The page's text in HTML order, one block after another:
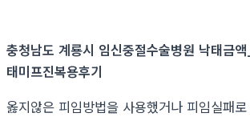
충청남도 계룡시 임신중절수술병원 낙태금
태미프진복용후기
옳지않은 피임방법을 사용했거나 피임실패로